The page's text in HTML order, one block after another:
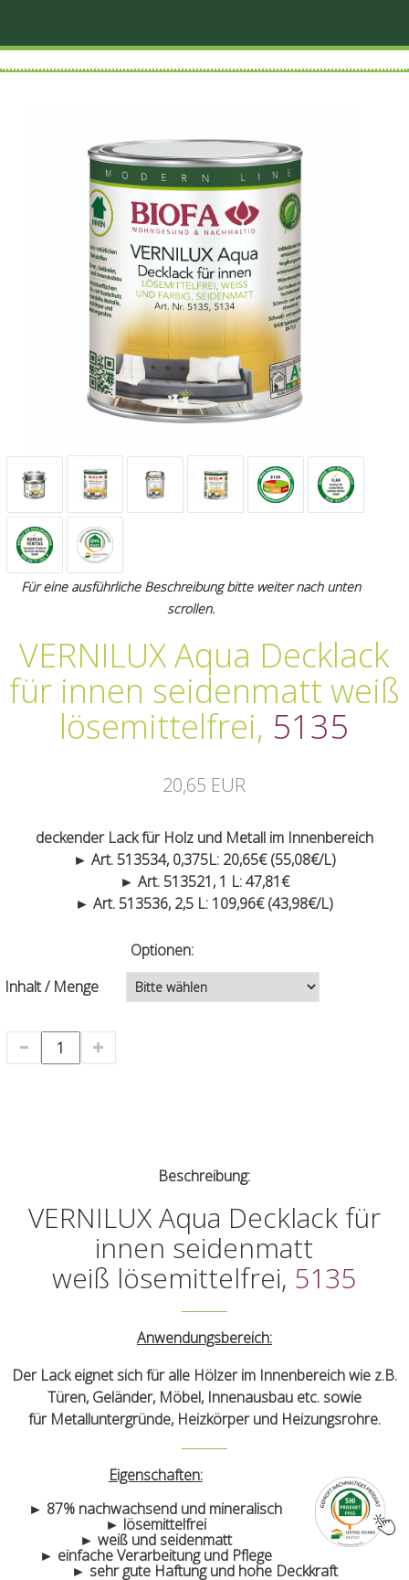
Für eine ausführliche Beschreibung bitte weiter nach unten
scrollen.
VERNILUX Aqua Decklack
für innen seidenmatt weiß
lösemittelfrei, 5135
20,65 EUR
deckender Lack für Holz und Metall im Innenbereich
► Art. 513534, 0,375L: 20,65€ (55,08€/L)
► Art. 513521, 1 L: 47,81€
► Art. 513536, 2,5 L: 109,96€ (43,98€/L)
Optionen:
Inhalt / Menge
Beschreibung:
VERNILUX Aqua Decklack für
innen seidenmatt
weiß lösemittelfrei, 5135
Anwendungsbereich:
Der Lack eignet sich für alle Hölzer im Innenbereich wie z.B.
Türen, Geländer, Möbel, Innenausbau etc. sowie
für Metalluntergründe, Heizkörper und Heizungsrohre.
Eigenschaften:
► 87% nachwachsend und mineralisch
► lösemittelfrei
► weiß und seidenmatt
► einfache Verarbeitung und Pflege
► sehr gute Haftung und hohe Deckkraft